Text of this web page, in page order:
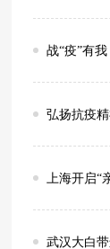
战“疫”有我 “青”尽
弘扬抗疫
上海开启“
武汉大白带进方